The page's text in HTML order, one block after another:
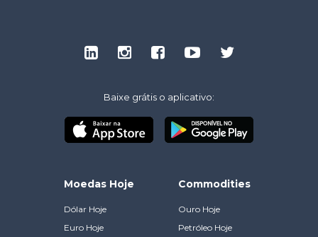
Baixe grátis o aplicativo:
Moedas Hoje
Dólar Hoje
Euro Hoje
Commodities
Ouro Hoje
Petróleo Hoje